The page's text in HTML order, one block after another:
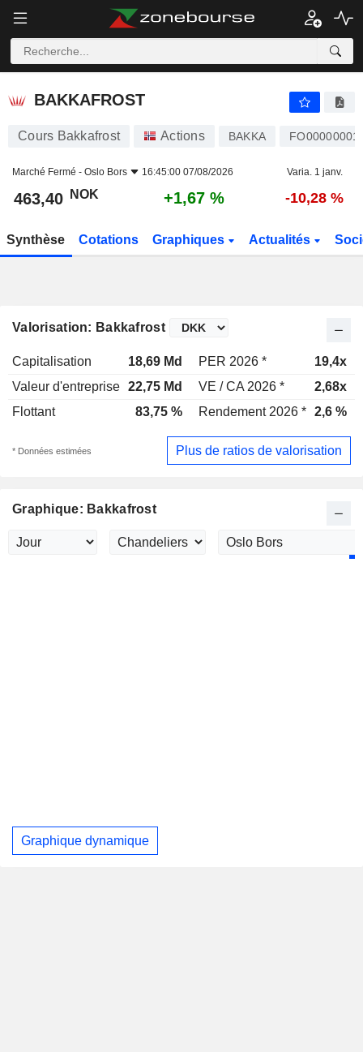
BAKKAFROST
BAKKAFROST
Cours Bakkafrost Actions BAKKA
Marché Fermé - Oslo Bors 16:45:00 07/08/2026 Varia. 1 janv.
463,40 NOK +1,67 % -10,28 %
Synthèse Cotations Graphiques Actualités
Valorisation: Bakkafrost
Capitalisation 18,69 Md PER 2026 *
19,4x
Valeur d'entreprise 22,75 Md VE / CA 2026 *
2,68x
Flottant
83,75 % Rendement 2026 * 2,6 %
* Données estimées Plus de ratios de valorisation
Graphique: Bakkafrost
Graphique dynamique